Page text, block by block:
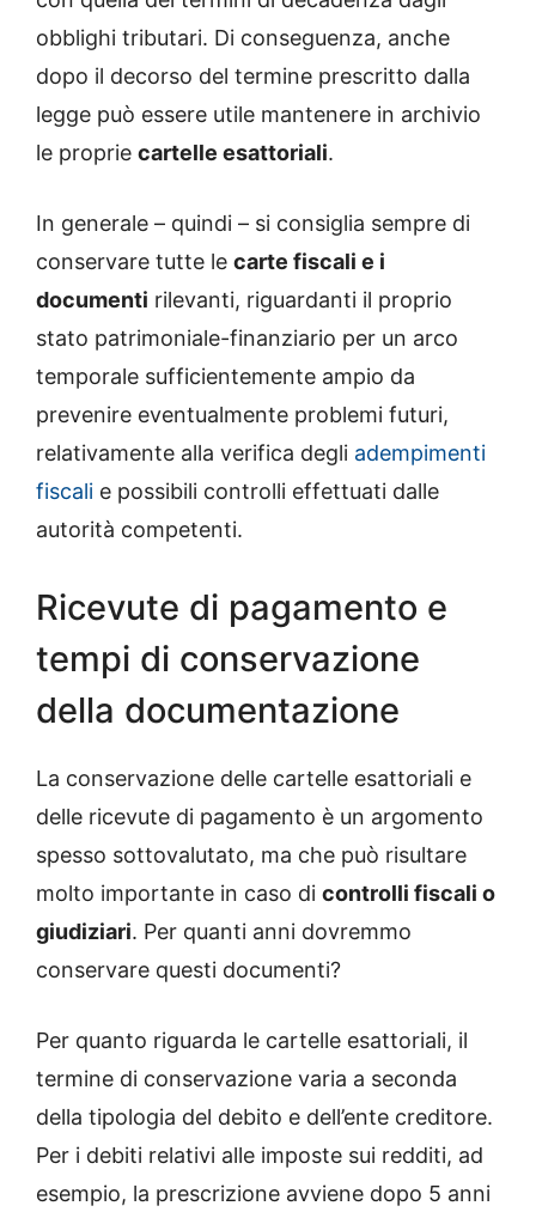
obblighi tributari. Di conseguenza, anche
dopo il decorso del termine prescritto dalla
legge può essere utile mantenere in archivio
le proprie cartelle esattoriali.
In generale – quindi – si consiglia sempre di
conservare tutte le carte fiscali e i
documenti rilevanti, riguardanti il proprio
stato patrimoniale-finanziario per un arco
temporale sufficientemente ampio da
prevenire eventualmente problemi futuri,
relativamente alla verifica degli adempimenti
fiscali e possibili controlli effettuati dalle
autorità competenti.
Ricevute di pagamento e
tempi di conservazione
della documentazione
La conservazione delle cartelle esattoriali e
delle ricevute di pagamento è un argomento
spesso sottovalutato, ma che può risultare
molto importante in caso di controlli fiscali o
giudiziari. Per quanti anni dovremmo
conservare questi documenti?
Per quanto riguarda le cartelle esattoriali, il
termine di conservazione varia a seconda
della tipologia del debito e dell’ente creditore.
Per i debiti relativi alle imposte sui redditi, ad
esempio, la prescrizione avviene dopo 5 anni